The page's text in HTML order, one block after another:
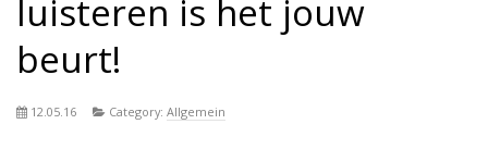
luisteren is het jouw
beurt!
12.05.16 Category:Allgemein